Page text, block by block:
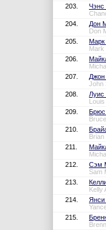
203.
Чэнс
204.
Дон
Don
205.
Марк
Mark
206.
207.
John
208.
Луис
209.
210.
Brian
211.
212.
Сэм
Sam
213.
Kelly
214.
Янси
215.